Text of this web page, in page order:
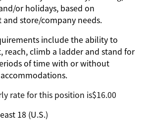
or holidays, based on
store/company needs.
include the ability to
reach, climb a ladder and stand for
of time with or without
rate for this position isㅤ$16.00
18 (U.S.)